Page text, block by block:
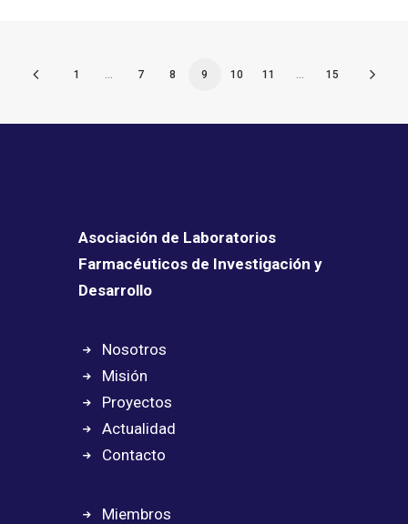
1 7 8 9 10 11 15
Asociación de Laboratorios
Farmacéuticos de Investigación y
Desarrollo
Nosotros
Misión
Proyectos
Actualidad
Contacto
Miembros